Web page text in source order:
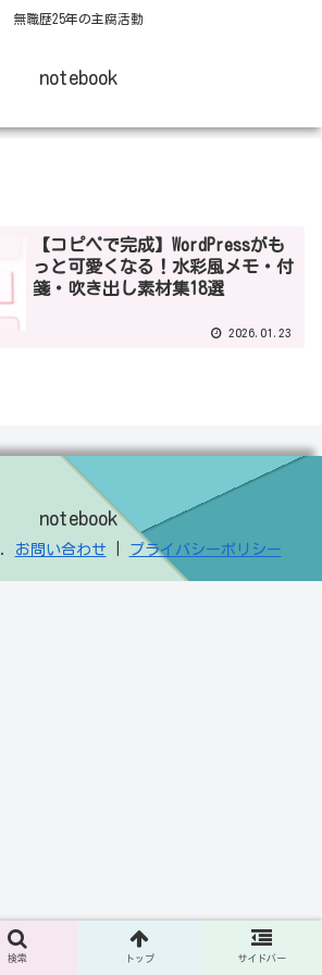
無職歴25年の主腐活動
notebook
【コピペで完成】WordPressがも
っと可愛くなる！水彩風メモ・付
箋・吹き出し素材集18選
2026.01.23
notebook
お問い合わせ プライバシーポリシー
検索 トップ サイドバー